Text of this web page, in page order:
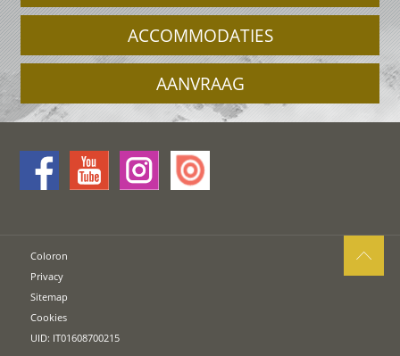
ACCOMMODATIES
AANVRAAG
Coloron
Privacy
Sitemap
Cookies
UID: IT01608700215